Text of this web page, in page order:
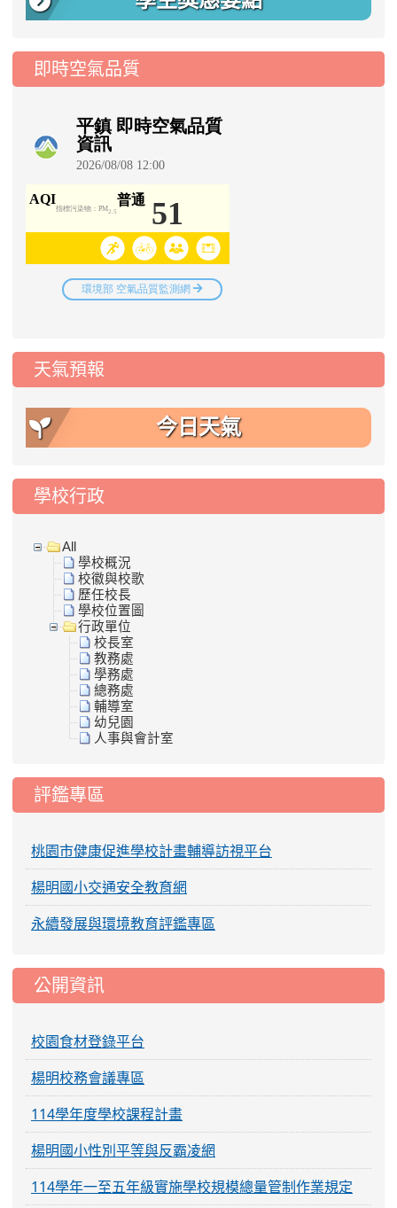
即時空氣品質
天氣預報
今日天氣
學校行政
All
學校概況
校徽與校歌
歷任校長
學校位置圖
行政單位
校長室
教務處
學務處
總務處
輔導室
幼兒園
人事與會計室
評鑑專區
桃園市健康促進學校計畫輔導訪視平台
楊明國小交通安全教育網
永續發展與環境教育評鑑專區
公開資訊
校園食材登錄平台
楊明校務會議專區
114學年度學校課程計畫
楊明國小性別平等與反霸凌網
114學年一至五年級實施學校規模總量管制作業規定